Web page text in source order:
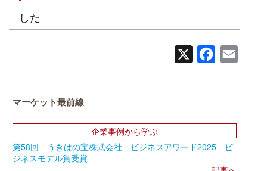
した
Facebook
マーケット最前線
企業事例から学ぶ
第58回 うきはの宝株式会社 ビジネスアワード2025 ビ
ジネスモデル賞受賞